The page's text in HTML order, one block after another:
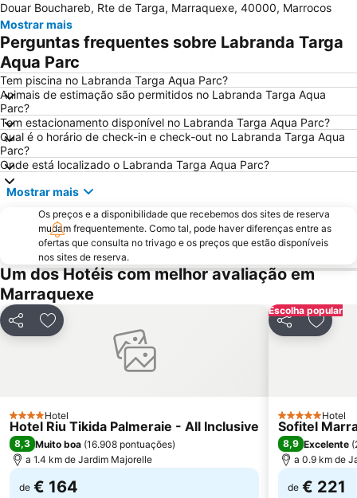
Palmeraie Golf Palace
Grand Casino Mamounia
El Badi Palace
Mesquita Koutoubia
Marrakech Stadium
Marrakech Museum
Saadien Tombs
Daoudiate
Sidi Mimoun Garden
Bahia Palace
Dar Si Said Museum
Al Maaden Golf Resort
Marrakesh City Hall
Stade El-Harti
Church of the Holy Martyrs
Avenue Mohammed V
Marrakech Palmery
Madrasa Ben Youssef
Nikki Beach Club
Mellah
Oasiria Water Park
Agdal Gardens
Douar Bouchareb, Rte de Targa, Marraquexe, 40000, Marrocos
Mostrar mais
Perguntas frequentes sobre Labranda Targa
Aqua Parc
Tem piscina no Labranda Targa Aqua Parc?
Animais de estimação são permitidos no Labranda Targa Aqua
Parc?
Tem estacionamento disponível no Labranda Targa Aqua Parc?
Qual é o horário de check-in e check-out no Labranda Targa Aqua
Parc?
Onde está localizado o Labranda Targa Aqua Parc?
Mostrar mais
Os preços e a disponibilidade que recebemos dos sites de reserva
mudam frequentemente. Como tal, pode haver diferenças entre as
ofertas que consulta no trivago e os preços que estão disponíveis
nos sites de reserva.
Um dos Hotéis com melhor avaliação em
Marraquexe
PartilharAdicionar aos favoritos
4 Estrelas
Hotel
Hotel Riu Tikida Palmeraie - All Inclusive
8,3 Muito boa (16.908 pontuações)
a 1.4 km de Jardim Majorelle
de € 164
Escolha popular
Partilhar
5 EstrelasHotel
Sofitel
8,9 Excelente (
a 0.9 km de
de € 221